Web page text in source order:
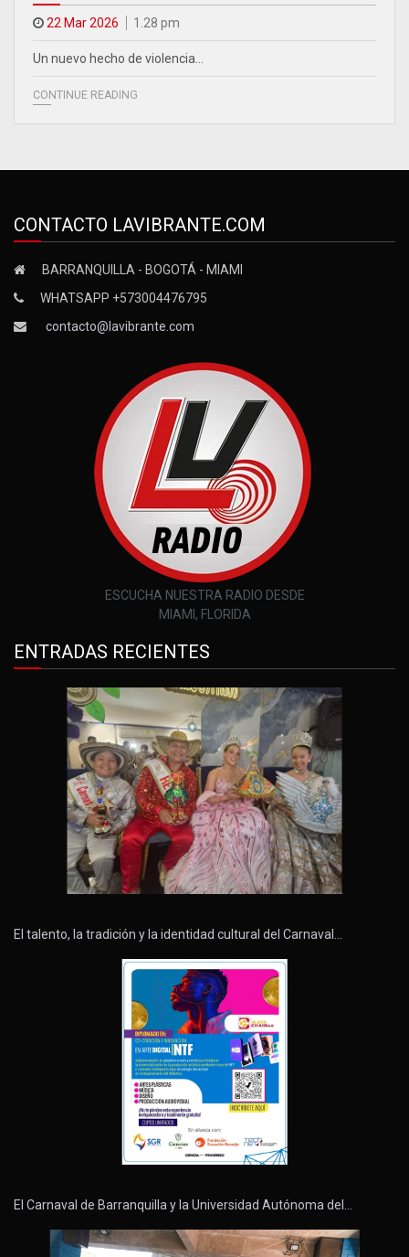
22 Mar 2026 1.28 pm
Un nuevo hecho de violencia…
CONTINUE READING
CONTACTO LAVIBRANTE.COM
BARRANQUILLA - BOGOTÁ - MIAMI
WHATSAPP +573004476795
contacto@lavibrante.com
ESCUCHA NUESTRA RADIO DESDE
MIAMI, FLORIDA
ENTRADAS RECIENTES
El talento, la tradición y la identidad cultural del Carnaval…
El Carnaval de Barranquilla y la Universidad Autónoma del…